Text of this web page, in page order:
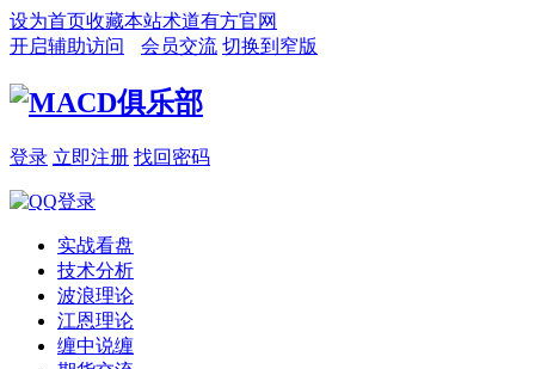
设为首页收藏本站术道有方官网
开启辅助访问
会员交流 切换到窄版
登录 立即注册 找回密码
实战看盘
技术分析
波浪理论
江恩理论
缠中说缠